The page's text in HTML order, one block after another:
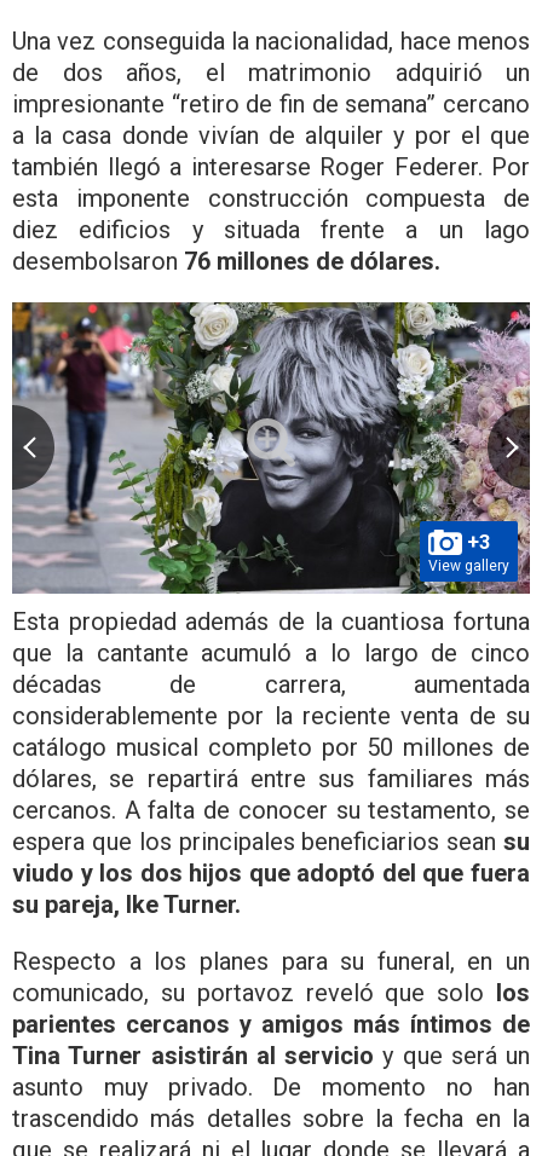
Una vez conseguida la nacionalidad, hace menos
de dos años, el matrimonio adquirió un
impresionante “retiro de fin de semana” cercano
a la casa donde vivían de alquiler y por el que
también llegó a interesarse Roger Federer. Por
esta imponente construcción compuesta de
diez edificios y situada frente a un lago
desembolsaron 76 millones de dólares.
+3
View gallery
Esta propiedad además de la cuantiosa fortuna
que la cantante acumuló a lo largo de cinco
décadas de carrera, aumentada
considerablemente por la reciente venta de su
catálogo musical completo por 50 millones de
dólares, se repartirá entre sus familiares más
cercanos. A falta de conocer su testamento, se
espera que los principales beneficiarios sean su
viudo y los dos hijos que adoptó del que fuera
su pareja, Ike Turner.
Respecto a los planes para su funeral, en un
comunicado, su portavoz reveló que solo los
parientes cercanos y amigos más íntimos de
Tina Turner asistirán al servicio y que será un
asunto muy privado. De momento no han
trascendido más detalles sobre la fecha en la
que se realizará ni el lugar donde se llevará a